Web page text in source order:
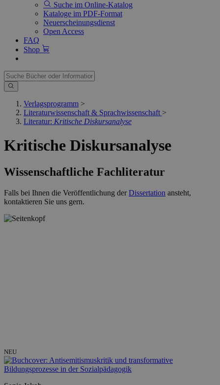
Suche im Online-Katalog
Kataloge im PDF-Format
Neuerscheinungsdienst
Open Access
FAQ
Shop
Verlagsprogramm >
Literaturwissenschaft & Sprachwissenschaft >
Literatur: Kritische Diskursanalyse
Kritische Diskursanalyse
Wissenschaftliche Fachliteratur
Falls bei Ihnen die Veröffentlichung derDissertation ansteht,
kontaktieren Sie uns gern.
NEU